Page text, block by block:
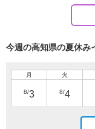
今週の高知県の夏休み
月
8/3
火
8/4